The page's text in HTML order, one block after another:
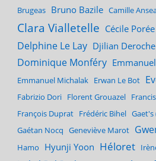
Brugeas Bruno Bazile Camille
Clara Vialletelle Cécile Porée
Delphine Le Lay Djilian Deroche
Dominique Monféry
Emmanuel Michalak Erwan Le Bot
Fabrizio Dori Florent Grouazel
François Duprat Frédéric Bihel
Gaétan Nocq Geneviève Marot
Hamo Hyunji Yoon Héloret